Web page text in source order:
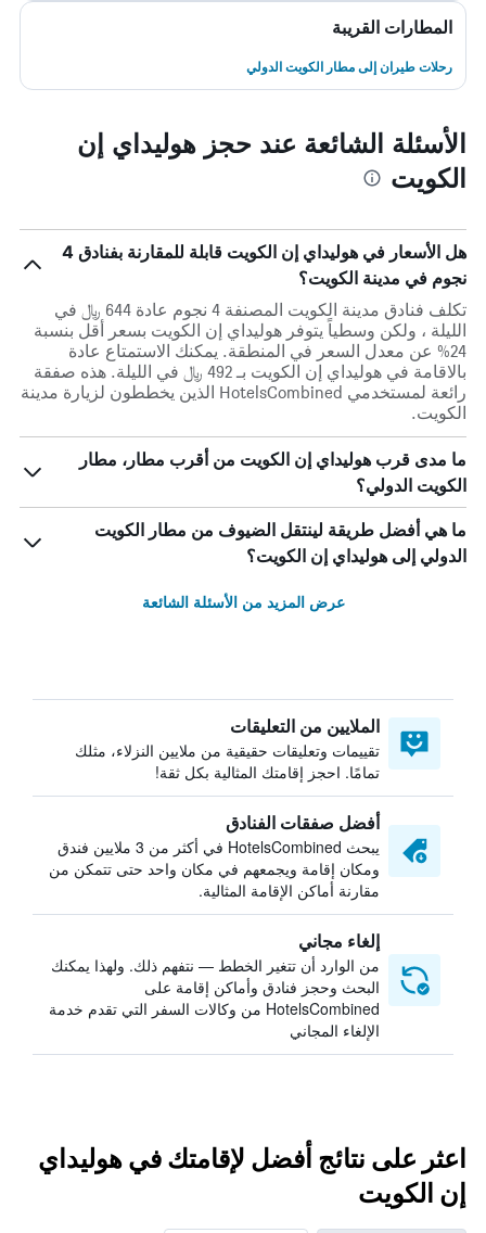
المطارات القريبة
رحلات طيران إلى مطار الكويت الدولي
الأسئلة الشائعة عند حجز هوليداي إن
الكويت
هل الأسعار في هوليداي إن الكويت قابلة للمقارنة بفنادق 4
نجوم في مدينة الكويت؟
تكلف فنادق مدينة الكويت المصنفة 4 نجوم عادة 644 ﷼ في
الليلة ، ولكن وسطياً يتوفر هوليداي إن الكويت بسعر أقل بنسبة
24% عن معدل السعر في المنطقة. يمكنك الاستمتاع عادة
بالاقامة في هوليداي إن الكويت بـ 492 ﷼ في الليلة. هذه صفقة
رائعة لمستخدمي HotelsCombined الذين يخططون لزيارة مدينة
الكويت.
ما مدى قرب هوليداي إن الكويت من أقرب مطار، مطار
الكويت الدولي؟
ما هي أفضل طريقة لينتقل الضيوف من مطار الكويت
الدولي إلى هوليداي إن الكويت؟
عرض المزيد من الأسئلة الشائعة
الملايين من التعليقات
تقييمات وتعليقات حقيقية من ملايين النزلاء، مثلك
تمامًا. احجز إقامتك المثالية بكل ثقة!
أفضل صفقات الفنادق
يبحث HotelsCombined في أكثر من 3 ملايين فندق
ومكان إقامة ويجمعهم في مكان واحد حتى تتمكن من
مقارنة أماكن الإقامة المثالية.
إلغاء مجاني
من الوارد أن تتغير الخطط — نتفهم ذلك. ولهذا يمكنك
البحث وحجز فنادق وأماكن إقامة على
HotelsCombined من وكالات السفر التي تقدم خدمة
الإلغاء المجاني
اعثر على نتائج أفضل لإقامتك في هوليداي
إن الكويت